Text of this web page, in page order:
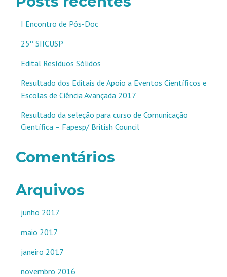
I Encontro de Pós-Doc
25º SIICUSP
Edital Resíduos Sólidos
Resultado dos Editais de Apoio a Eventos Científicos e
Escolas de Ciência Avançada 2017
Resultado da seleção para curso de Comunicação
Científica – Fapesp/ British Council
Comentários
Arquivos
junho 2017
maio 2017
janeiro 2017
novembro 2016